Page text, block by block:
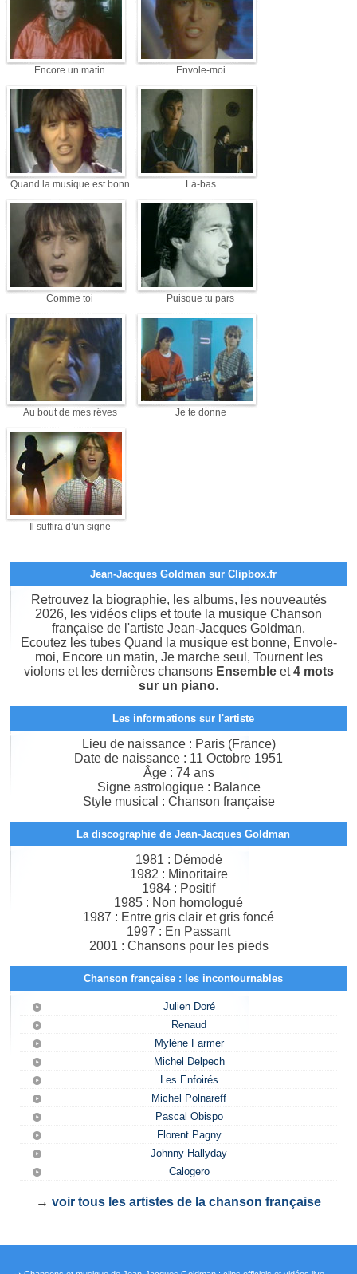
Encore un matin Envole-moi
Quand la musique est bonne Là-bas
Comme toi Puisque tu pars
Au bout de mes rêves Je te donne
Il suffira d’un signe
Jean-Jacques Goldman sur Clipbox.fr
Retrouvez la biographie, les albums, les nouveautés
2026, les vidéos clips et toute la musique Chanson
française de l'artiste Jean-Jacques Goldman.
Ecoutez les tubes Quand la musique est bonne, Envole-
moi, Encore un matin, Je marche seul, Tournent les
violons et les dernières chansons Ensembleet4 mots
sur un piano.
Les informations sur l'artiste
Lieu de naissance : Paris (France)
Date de naissance : 11 Octobre 1951
Âge : 74 ans
Signe astrologique : Balance
Style musical : Chanson française
La discographie de Jean-Jacques Goldman
1981 : Démodé
1982 : Minoritaire
1984 : Positif
1985 : Non homologué
1987 : Entre gris clair et gris foncé
1997 : En Passant
2001 : Chansons pour les pieds
Chanson française : les incontournables
Julien Doré
Renaud
Mylène Farmer
Michel Delpech
Les Enfoirés
Michel Polnareff
Pascal Obispo
Florent Pagny
Johnny Hallyday
Calogero
→ voir tous les artistes de la chanson française